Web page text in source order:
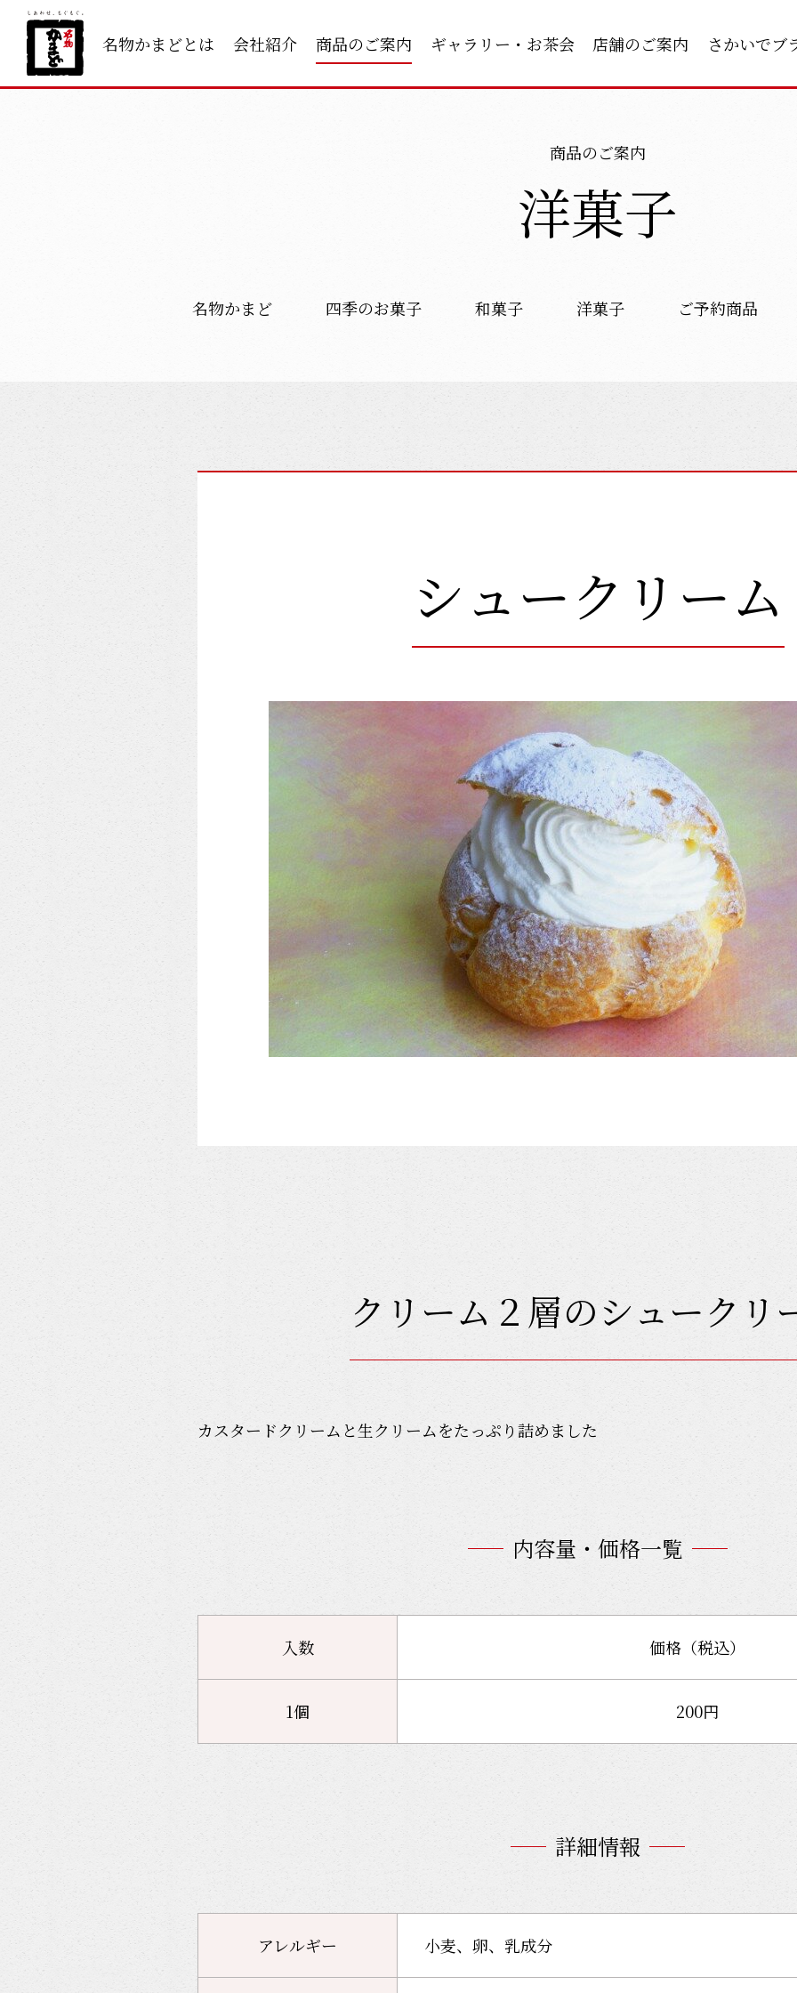
名物かまどとは 会社紹介 商品のご案内 ギャラリー・お茶会 店舗のご案内 さかいでブ
商品のご案内
洋菓子
名物かまど 四季のお菓子 和菓子 洋菓子 ご予約商品
シュークリーム
クリーム２層のシュークリ
カスタードクリームと生クリームをたっぷり詰めました
内容量・価格一覧
入数 価格（税込）
1個 200円
詳細情報
アレルギー 小麦、卵、乳成分